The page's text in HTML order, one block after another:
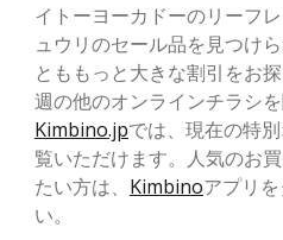
イトーヨーカドーのリーフ
ュウリのセール品を見つけ
とももっと大きな割引をお
週の他のオンラインチラシ
Kimbino.jpでは、現在の特
覧いただけます。人気のお
たい方は、 Kimbinoアプリ
い。